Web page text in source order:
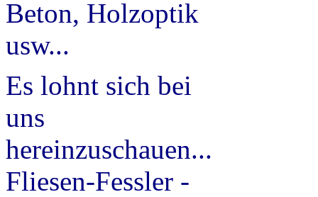
Beton, Holzoptik
usw...
Es lohnt sich bei
uns
hereinzuschauen...
Fliesen-Fessler -